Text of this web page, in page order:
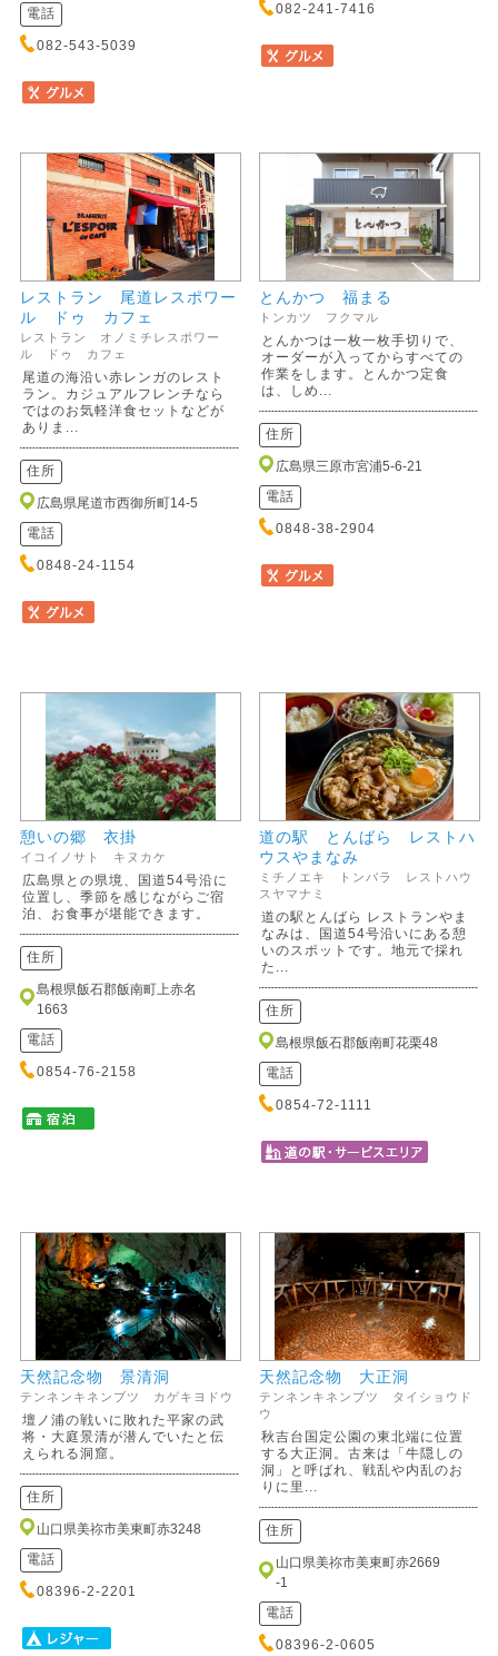
電話
082-543-5039
082-241-7416
レストラン 尾道レスポワー
ル ドゥ カフェ
レストラン オノミチレスポワー
ル ドゥ カフェ
尾道の海沿い赤レンガのレスト
ラン。カジュアルフレンチなら
ではのお気軽洋食セットなどが
ありま...
住所
広島県尾道市西御所町14-5
電話
0848-24-1154
とんかつ 福まる
トンカツ フクマル
とんかつは一枚一枚手切りで、
オーダーが入ってからすべての
作業をします。とんかつ定食
は、しめ...
住所
広島県三原市宮浦5-6-21
電話
0848-38-2904
憩いの郷 衣掛
イコイノサト キヌカケ
広島県との県境、国道54号沿に
位置し、季節を感じながらご宿
泊、お食事が堪能できます。
住所
島根県飯石郡飯南町上赤名
1663
電話
0854-76-2158
道の駅 とんばら レストハ
ウスやまなみ
ミチノエキ トンバラ レストハウ
スヤマナミ
道の駅とんばら レストランやま
なみは、国道54号沿いにある憩
いのスポットです。地元で採れ
た...
住所
島根県飯石郡飯南町花栗48
電話
0854-72-1111
天然記念物 景清洞
テンネンキネンブツ カゲキヨドウ
壇ノ浦の戦いに敗れた平家の武
将・大庭景清が潜んでいたと伝
えられる洞窟。
住所
山口県美祢市美東町赤3248
電話
08396-2-2201
天然記念物 大正洞
テンネンキネンブツ タイショウド
ウ
秋吉台国定公園の東北端に位置
する大正洞。古来は「牛隠しの
洞」と呼ばれ、戦乱や内乱のお
りに里...
住所
山口県美祢市美東町赤2669
-1
電話
08396-2-0605